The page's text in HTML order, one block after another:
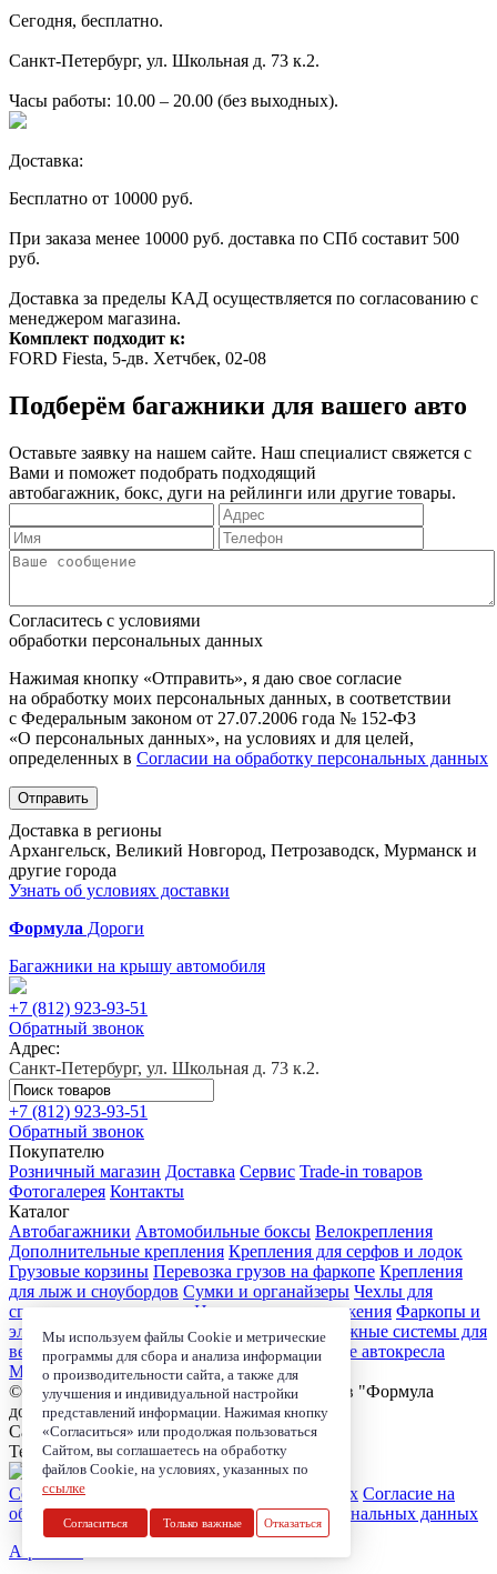
Сегодня, бесплатно.
Санкт-Петербург, ул. Школьная д. 73 к.2.
Часы работы: 10.00 – 20.00 (без выходных).
Доставка:
Бесплатно от 10000 руб.
При заказа менее 10000 руб. доставка по СПб составит 500
руб.
Доставка за пределы КАД осуществляется по согласованию с
менеджером магазина.
Комплект подходит к:
FORD Fiesta, 5-дв. Хетчбек, 02-08
Подберём багажники для вашего авто
Оставьте заявку на нашем сайте. Наш специалист свяжется с
Вами и поможет подобрать подходящий
автобагажник, бокс, дуги на рейлинги или другие товары.
Согласитесь с условиями
обработки персональных данных
Нажимая кнопку «Отправить», я даю свое согласие
на обработку моих персональных данных, в соответствии
с Федеральным законом от 27.07.2006 года № 152-ФЗ
«О персональных данных», на условиях и для целей,
определенных в Согласии на обработку персональных данных
Отправить
Доставка в регионы
Архангельск, Великий Новгород, Петрозаводск, Мурманск и
другие города
Узнать об условиях доставки
Формула Дороги
Багажники на крышу автомобиля
+7 (812) 923-93-51
Обратный звонок
Адрес:
Санкт-Петербург, ул. Школьная д. 73 к.2.
+7 (812) 923-93-51
Обратный звонок
Покупателю
Розничный магазин Доставка Сервис Trade-in товаров
Фотогалерея Контакты
Каталог
Автобагажники Автомобильные боксы Велокрепления
Дополнительные крепления Крепления для серфов и лодок
Грузовые корзины Перевозка грузов на фаркопе Крепления
для лыж и сноубордов Сумки и органайзеры Чехлы для
спортивного инвентаря
Цепи противоскольжения Фаркопы и
электрика Детские коляски Велокресла Багажные системы для
велосипедов Чехлы для электроники Детские автокресла
Маркизы и навесы
© 2006-2026, Магазин-салон автобагажников "Формула
дороги"
Санкт-Петербург, ул. Школьная д. 73 к.2.
Телефон:+7 (812) 923-93-51
Согласие на обработку персональных данных Согласие на
обработку coockie Политика в области персональных данных
A-position
Мы используем файлы Cookie и метрические
программы для сбора и анализа информации
о производительности сайта, а также для
улучшения и индивидуальной настройки
представлений информации. Нажимая кнопку
«Согласиться» или продолжая пользоваться
Сайтом, вы соглашаетесь на обработку
файлов Cookie, на условиях, указанных по
ссылке
Согласиться Только важные Отказаться